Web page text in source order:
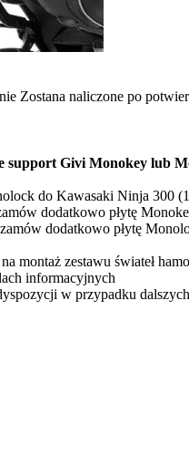
Zostana naliczone po
support Givi Monokey lub
do Kawasaki Ninja 300
dodatkowo płytę
dodatkowo płytę
montaż zestawu świateł
informacyjnych
w przypadku